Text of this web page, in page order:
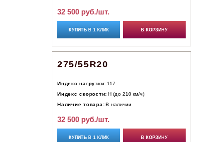
32 500 руб./шт.
КУПИТЬ В 1 КЛИК В КОРЗИНУ
275/55R20
Индекс нагрузки: 117
Индекс скорости: H (до 210 км/ч)
Наличие товара: В наличии
32 500 руб./шт.
КУПИТЬ В 1 КЛИК В КОРЗИНУ